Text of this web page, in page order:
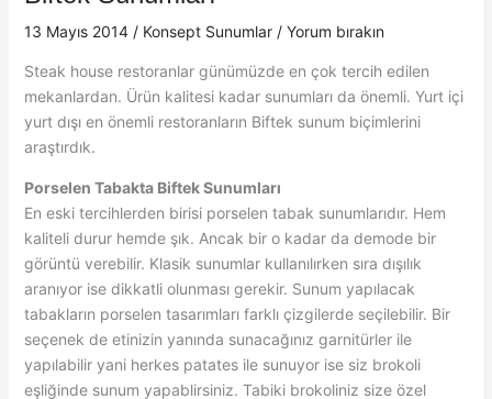
13 Mayıs 2014 / Konsept Sunumlar/ Yorum bırakın
Steak house restoranlar günümüzde en çok tercih edilen
mekanlardan. Ürün kalitesi kadar sunumları da önemli. Yurt içi
yurt dışı en önemli restoranların Biftek sunum biçimlerini
araştırdık.
Porselen Tabakta Biftek Sunumları
En eski tercihlerden birisi porselen tabak sunumlarıdır. Hem
kaliteli durur hemde şık. Ancak bir o kadar da demode bir
görüntü verebilir. Klasik sunumlar kullanılırken sıra dışılık
aranıyor ise dikkatli olunması gerekir. Sunum yapılacak
tabakların porselen tasarımları farklı çizgilerde seçilebilir. Bir
seçenek de etinizin yanında sunacağınız garnitürler ile
yapılabilir yani herkes patates ile sunuyor ise siz brokoli
eşliğinde sunum yapablirsiniz. Tabiki brokoliniz size özel